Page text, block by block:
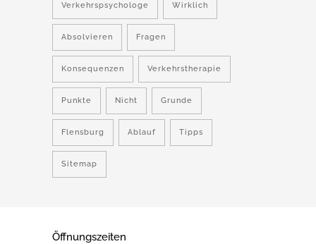
Verkehrspsychologe Wirklich
Absolvieren Fragen
Konsequenzen Verkehrstherapie
Punkte Nicht Grunde
Flensburg Ablauf Tipps
Sitemap
Öffnungszeiten